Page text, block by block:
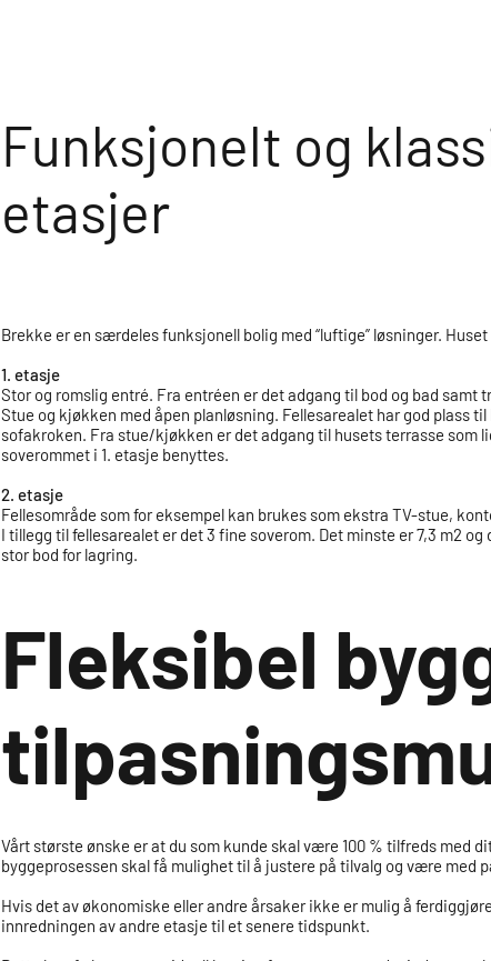
Fleksibel
Vårt største ønske er at du som kunde skal være 100 % tilfreds med
byggeprosessen skal få mulighet til å justere på tilvalg og være med
Hvis det av økonomiske eller andre årsaker ikke er mulig å
innredningen av andre etasje til et senere tidspunkt.
Funksjonelt og
etasjer
Brekke er en særdeles funksjonell bolig med “luftige” løsninger.
1. etasje
Stor og romslig entré. Fra entréen er det adgang til bod og bad samt
Stue og kjøkken med åpen planløsning. Fellesarealet har god plass
sofakroken. Fra stue/kjøkken er det adgang til husets terrasse som
soverommet i 1. etasje benyttes.
2. etasje
Fellesområde som for eksempel kan brukes som ekstra TV-stue,
I tillegg til fellesarealet er det 3 fine soverom. Det minste er 7,3 m2
stor bod for lagring.